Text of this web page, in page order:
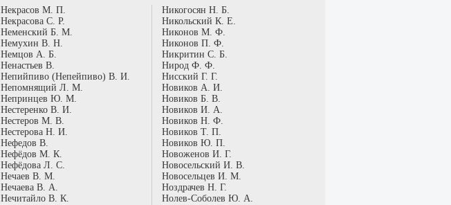
Некрасов М. П.
Некрасова С. Р.
Неменский Б. М.
Немухин В. Н.
Немцов А. Б.
Ненастьев В.
Непийпиво (Непейпиво) В. И.
Непомнящий Л. М.
Непринцев Ю. М.
Нестеренко В. И.
Нестеров М. В.
Нестерова Н. И.
Нефедов В.
Нефёдов М. К.
Нефёдова Л. С.
Нечаев В. М.
Нечаева В. А.
Нечитайло В. К.
Никогосян Н. Б.
Никольский К. Е.
Никонов М. Ф.
Никонов П. Ф.
Никритин С. Б.
Нирод Ф. Ф.
Нисский Г. Г.
Новиков А. И.
Новиков Б. В.
Новиков И. А.
Новиков Н. Ф.
Новиков Т. П.
Новиков Ю. П.
Новоженов И. Г.
Новосельский И. В.
Новосельцев И. М.
Ноздрачев Н. Г.
Нолев-Соболев Ю. А.